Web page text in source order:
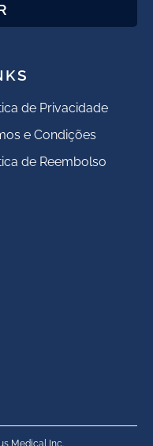
de Privacidade
e Condições
de Reembolso
Medical Inc.